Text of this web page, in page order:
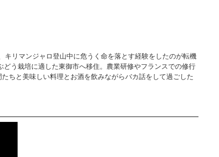
リマンジャロ登山中に危うく命を落とす経験をしたのが転機
う栽培に適した東御市へ移住。農業研修やフランスでの修行
ちと美味しい料理とお酒を飲みながらバカ話をして過ごした